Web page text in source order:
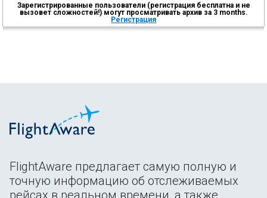
Зарегистрированные пользователи (регистрация бесплатна и не
вызовет сложностей!) могут просматривать архив за 3 months.
Регистрация
FlightAware предлагает самую полную и
точную информацию об отслеживаемых
рейсах в реальном времени, а также